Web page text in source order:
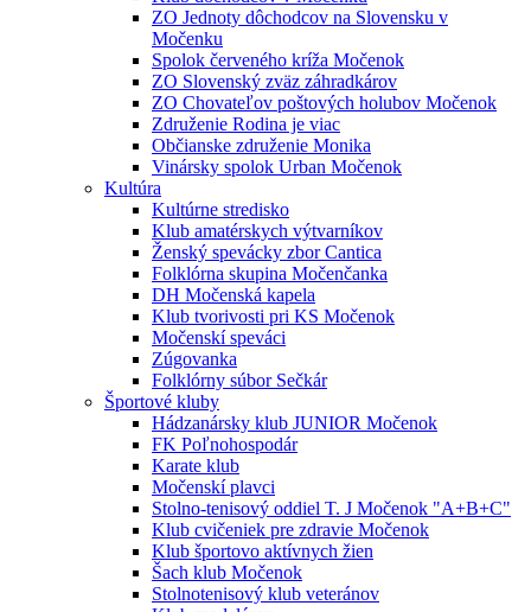
ZO Jednoty dôchodcov na Slovensku v
Močenku
Spolok červeného kríža Močenok
ZO Slovenský zväz záhradkárov
ZO Chovateľov poštových holubov Močenok
Združenie Rodina je viac
Občianske združenie Monika
Vinársky spolok Urban Močenok
Kultúra
Kultúrne stredisko
Klub amatérskych výtvarníkov
Ženský spevácky zbor Cantica
Folklórna skupina Močenčanka
DH Močenská kapela
Klub tvorivosti pri KS Močenok
Močenskí speváci
Zúgovanka
Folklórny súbor Sečkár
Športové kluby
Hádzanársky klub JUNIOR Močenok
FK Poľnohospodár
Karate klub
Močenskí plavci
Stolno-tenisový oddiel T. J Močenok "A+B+C"
Klub cvičeniek pre zdravie Močenok
Klub športovo aktívnych žien
Šach klub Močenok
Stolnotenisový klub veteránov